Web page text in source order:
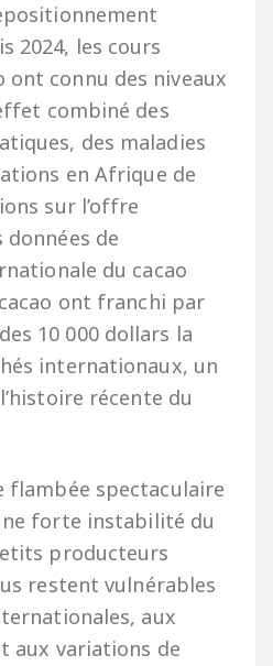
2024, les cours
ont connu des niveaux
combiné des
des maladies
en Afrique de
sur l’offre
données de
du cacao
ont franchi par
10 000 dollars la
internationaux, un
récente du
flambée spectaculaire
forte instabilité du
producteurs
restent vulnérables
aux
aux variations de